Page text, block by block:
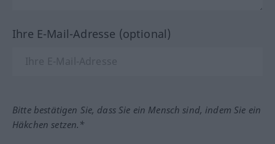
Ihre E-Mail-Adresse (optional)
Bitte bestätigen Sie, dass Sie ein Mensch sind, indem Sie ein
Häkchen setzen.*